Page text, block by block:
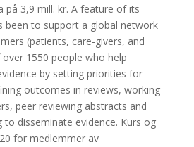
på 3,9 mill. kr. A feature of its
been to support a global network
(patients, care-givers, and
1550 people who help
by setting priorities for
outcomes in reviews, working
peer reviewing abstracts and
to disseminate evidence. Kurs og
for medlemmer av